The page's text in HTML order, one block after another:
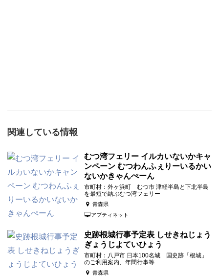
関連している情報
むつ湾フェリー イルカいないかキャ
ンペーン むつわんふぇりーいるかい
ないかきゃんぺーん
市町村：外ヶ浜町 むつ市 津軽半島と下北半島
を最短で結ぶむつ湾フェリー
青森県
アプティネット
史跡根城行事予定表 しせきねじょう
ぎょうじよていひょう
市町村：八戸市 日本100名城 国史跡「根城」
のご利用案内、年間行事等
青森県